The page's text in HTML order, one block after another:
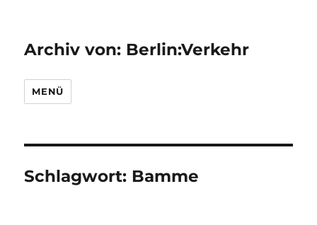
Archiv von: Berlin:Verkehr
MENÜ
Schlagwort: Bamme